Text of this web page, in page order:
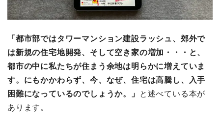
「都市部ではタワーマンション建設ラッシュ、郊外で
は新規の住宅地開発、そして空き家の増加・・・と、
都市の中に私たちが住まう余地は明らかに増えていま
す。にもかかわらず、今、なぜ、住宅は高騰し、入手
困難になっているのでしょうか。」
と述べている本が
あります。